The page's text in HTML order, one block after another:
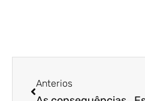
Anterios